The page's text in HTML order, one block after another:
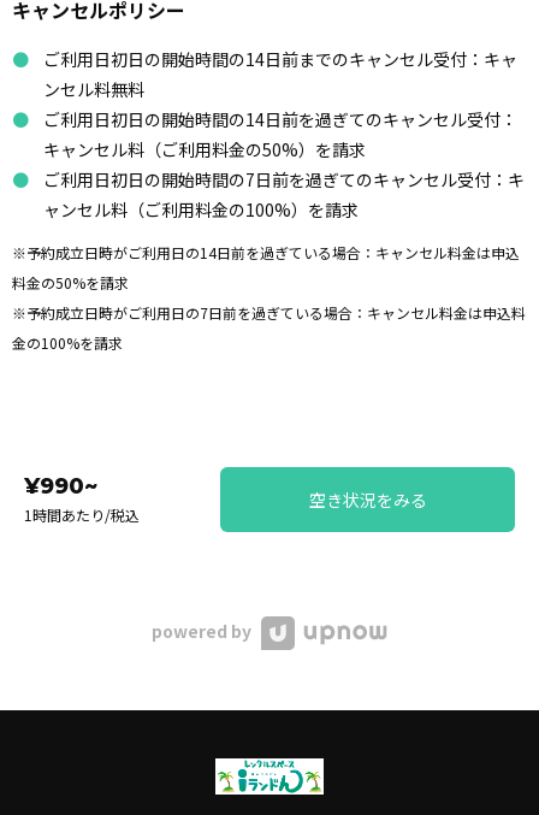
キャンセルポリシー
ご利用日初日の開始時間の14日前までのキャンセル受付：キャ
ンセル料無料
ご利用日初日の開始時間の14日前を過ぎてのキャンセル受付：
キャンセル料（ご利用料金の50%）を請求
ご利用日初日の開始時間の7日前を過ぎてのキャンセル受付：キ
ャンセル料（ご利用料金の100%）を請求
※予約成立日時がご利用日の14日前を過ぎている場合：キャンセル料金は申込
料金の50%を請求
※予約成立日時がご利用日の7日前を過ぎている場合：キャンセル料金は申込料
金の100%を請求
¥990~
1時間あたり/税込
空き状況をみる
powered by